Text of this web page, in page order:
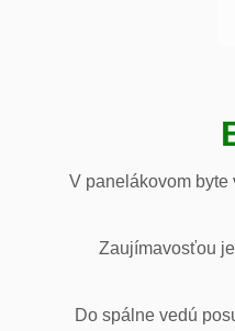
V panelákovom byte
Zaujímavosťou
Do spálne vedú